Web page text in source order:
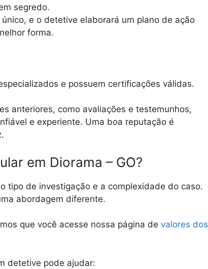
segredo.
único, e o detetive elaborará um plano de ação
forma.
e possuem certificações válidas.
anteriores, como avaliações e testemunhos,
e experiente. Uma boa reputação é
em Diorama – GO?
tipo de investigação e a complexidade do caso.
abordagem diferente.
que você acesse nossa página de valores dos
detetive pode ajudar: